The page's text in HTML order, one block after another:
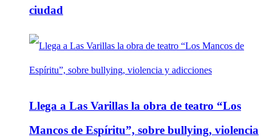
ciudad
Llega a Las Varillas la obra de teatro “Los
Mancos de Espíritu”, sobre bullying, violencia